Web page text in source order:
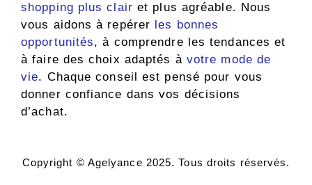
shopping plus clair et plus agréable. Nous
vous aidons à repérer
les bonnes
opportunités, à comprendre les tendances et
à faire des choix adaptés à votre mode de
vie. Chaque conseil est pensé pour vous
donner confiance dans vos décisions
d’achat.
Copyright © Agelyance 2025. Tous droits réservés.